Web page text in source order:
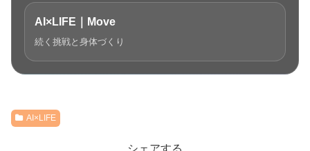
AI×LIFE｜Move
続く挑戦と身体づくり
AI×LIFE